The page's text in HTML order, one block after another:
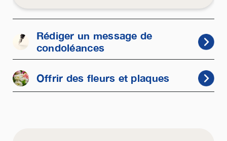
Rédiger un message de
condoléances
Offrir des fleurs et plaques